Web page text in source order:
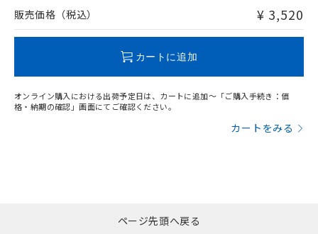
問い合わせください。
販売価格（税込） ¥ 3,520
カートに追加
オンライン購入における出荷予定日は、カートに追加～「ご購入手続き：価
格・納期の確認」画面にてご確認ください。
カートをみる
ページ先頭へ戻る